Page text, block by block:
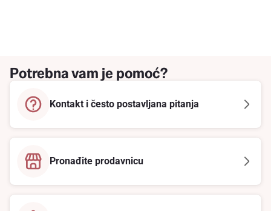
Potrebna vam je pomoć?
Kontakt i često postavljana pitanja
Pronađite prodavnicu